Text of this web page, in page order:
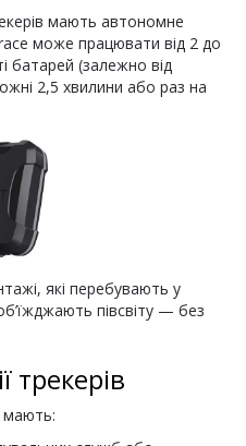
мають автономне
може працювати від 2 до
батарей (залежно від
2,5 хвилини або раз на
які перебувають у
півсвіту — без
трекерів
мають: